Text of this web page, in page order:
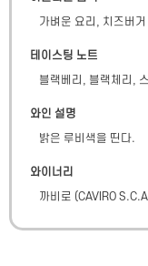
가벼운 요리, 치즈버거
테이스팅 노트
블랙베리, 블랙체리,
와인 설명
밝은 루비색을 띤다.
와이너리
까비로 (CAVIRO